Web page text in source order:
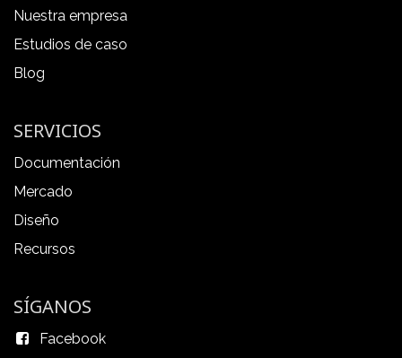
Nuestra empresa
Estudios de caso
Blog
SERVICIOS
Documentación
Mercado
Diseño
Recursos
SÍGANOS
Facebook